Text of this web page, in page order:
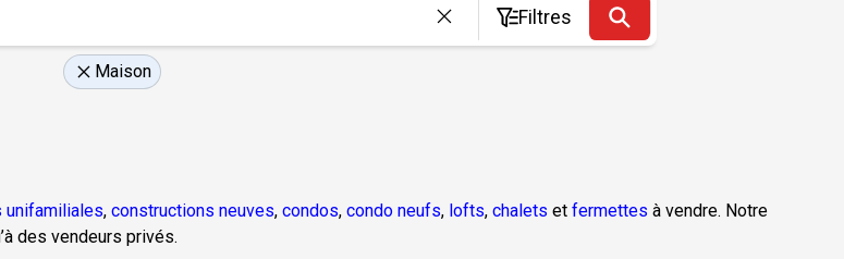
Filtres
Maison
unifamiliales, constructions neuves, condos, condo neufs, lofts, chalets et fermettes à vendre. Notre
des vendeurs privés.